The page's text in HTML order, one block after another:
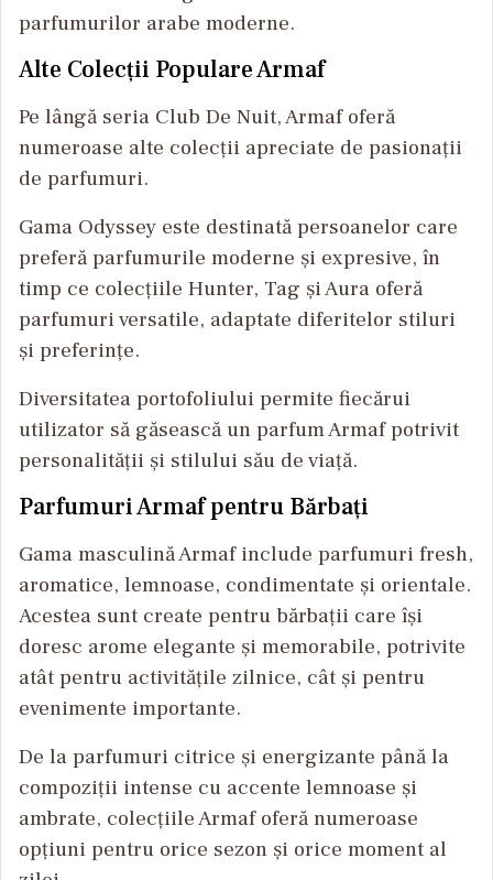
parfumurilor arabe moderne.
Alte Colecții Populare Armaf
Pe lângă seria Club De Nuit, Armaf oferă
numeroase alte colecții apreciate de pasionații
de parfumuri.
Gama Odyssey este destinată persoanelor care
preferă parfumurile moderne și expresive, în
timp ce colecțiile Hunter, Tag și Aura oferă
parfumuri versatile, adaptate diferitelor stiluri
și preferințe.
Diversitatea portofoliului permite fiecărui
utilizator să găsească un parfum Armaf potrivit
personalității și stilului său de viață.
Parfumuri Armaf pentru Bărbați
Gama masculină Armaf include parfumuri fresh,
aromatice, lemnoase, condimentate și orientale.
Acestea sunt create pentru bărbații care își
doresc arome elegante și memorabile, potrivite
atât pentru activitățile zilnice, cât și pentru
evenimente importante.
De la parfumuri citrice și energizante până la
compoziții intense cu accente lemnoase și
ambrate, colecțiile Armaf oferă numeroase
opțiuni pentru orice sezon și orice moment al